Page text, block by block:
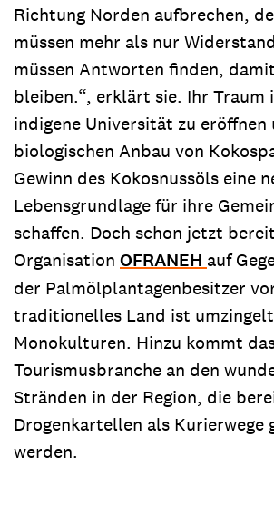
Richtung Norden aufbrechen,
müssen mehr als nur
müssen Antworten finden,
bleiben.“, erklärt sie. Ihr Traum
indigene Universität zu
biologischen Anbau von
Gewinn des Kokosnussöls eine
Lebensgrundlage für ihre
schaffen. Doch schon jetzt
Organisation OFRANEH auf
der Palmölplantagenbesitzer
traditionelles Land ist
Monokulturen. Hinzu kommt
Tourismusbranche an den
Stränden in der Region, die
Drogenkartellen als Kurierwege
werden.